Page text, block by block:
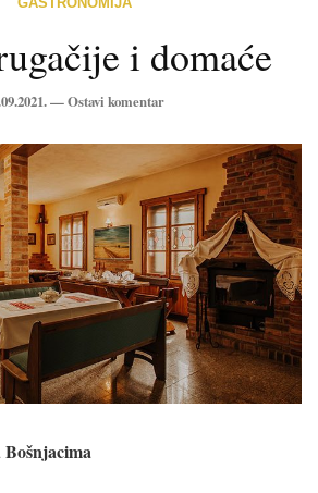
i domaće
—Ostavi komentar